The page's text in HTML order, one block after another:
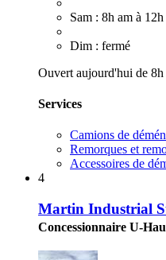
Sam : 8h am à
Dim : fermé
Ouvert aujourd'hui de 8h
Services
Camions de
Remorques et
Accessoires de
4
Martin Industrial
Concessionnaire U-